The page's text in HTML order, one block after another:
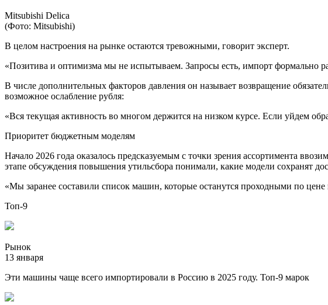
Mitsubishi Delica
(Фото: Mitsubishi)
В целом настроения на рынке остаются тревожными, говорит эксперт.
«Позитива и оптимизма мы не испытываем. Запросы есть, импорт формально
В числе дополнительных факторов давления он называет возвращение
возможное ослабление рубля:
«Вся текущая активность во многом держится на низком курсе. Если уйдем
Приоритет бюджетным моделям
Начало 2026 года оказалось предсказуемым с точки зрения ассортимента
этапе обсуждения повышения утильсбора понимали, какие модели сохранят
«Мы заранее составили список машин, которые останутся проходными по
Топ-9
Рынок
13 января
Эти машины чаще всего импортировали в Россию в 2025 году. Топ-9 марок